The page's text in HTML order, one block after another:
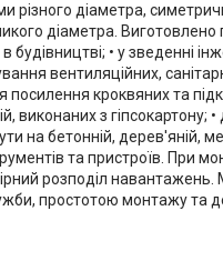
різного діаметра,
діаметра. Виготовлено
• у зведенні
вентиляційних,
кроквяних та
виконаних з гіпсокартону;
на бетонній, дерев'яній,
та пристроїв. При
розподіл навантажень.
простотою монтажу та